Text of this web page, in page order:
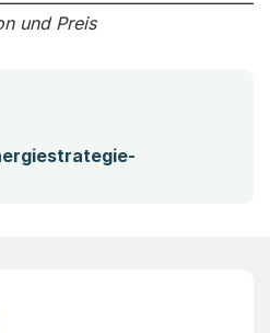
und Preis
Download)